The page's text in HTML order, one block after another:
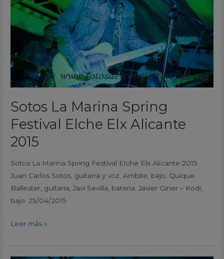
Sotos La Marina Spring
Festival Elche Elx Alicante
2015
Sotos La Marina Spring Festival Elche Elx Alicante 2015
Juan Carlos Sotos, guitarra y voz. Ambite, bajo. Quique
Ballester, guitarra, Javi Sevilla, bateria. Javier Giner – Kodi,
bajo. 25/04/2015
Festival
Alicante
2015
Leer más »